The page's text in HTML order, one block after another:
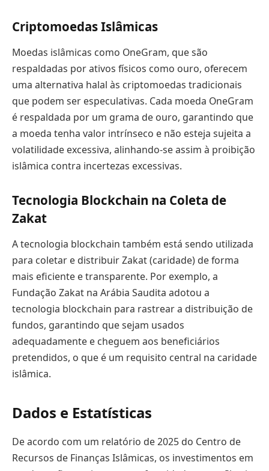
Criptomoedas Islâmicas
Moedas islâmicas como OneGram, que são
respaldadas por ativos físicos como ouro, oferecem
uma alternativa halal às criptomoedas tradicionais
que podem ser especulativas. Cada moeda OneGram
é respaldada por um grama de ouro, garantindo que
a moeda tenha valor intrínseco e não esteja sujeita a
volatilidade excessiva, alinhando-se assim à proibição
islâmica contra incertezas excessivas.
Tecnologia Blockchain na Coleta de
Zakat
A tecnologia blockchain também está sendo utilizada
para coletar e distribuir Zakat (caridade) de forma
mais eficiente e transparente. Por exemplo, a
Fundação Zakat na Arábia Saudita adotou a
tecnologia blockchain para rastrear a distribuição de
fundos, garantindo que sejam usados
adequadamente e cheguem aos beneficiários
pretendidos, o que é um requisito central na caridade
islâmica.
Dados e Estatísticas
De acordo com um relatório de 2025 do Centro de
Recursos de Finanças Islâmicas, os investimentos em